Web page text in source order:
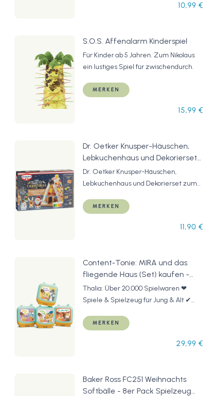
10,99 €
S.O.S. Affenalarm Kinderspiel
Für Kinder ab 5 Jahren. Zum Nikolaus
ein lustiges Spiel für zwischendurch.
MERKEN
15,99 €
Dr. Oetker Knusper-Häuschen,
Lebkuchenhaus und Dekorierset
zum Basteln und Verzieren für
die Weihnachtszeit - 1 x 403 g
Dr. Oetker Knusper-Häuschen,
Lebkuchenhaus und Dekorierset zum
Weihnachtszeit - 1 x 403 g
MERKEN
11,90 €
Content-Tonie: MIRA und das
fliegende Haus (Set) kaufen -
Spielwaren | Thalia
Thalia: Über 20.000 Spielwaren ❤
Spiele & Spielzeug für Jung & Alt ✔
fliegende Haus (Set)« online bestellen!
MERKEN
29,99 €
Baker Ross FC251 Weihnachts
Softbälle - 8er Pack Spielzeug